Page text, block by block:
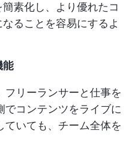
素化し、より優れたコ
ることを容易にするよ
能
フリーランサーと仕事を
でコンテンツをライブに
ていても、チーム全体を